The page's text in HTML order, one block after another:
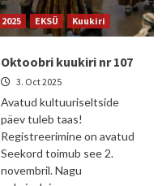
2025 EKSÜ Kuukiri
Oktoobri kuukiri nr 107
3. Oct 2025
Avatud kultuuriseltside
päev tuleb taas!
Registreerimine on avatud
Seekord toimub see 2.
novembril. Nagu